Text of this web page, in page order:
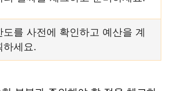
도를 사전에 확인하고 예산을 계
하세요.